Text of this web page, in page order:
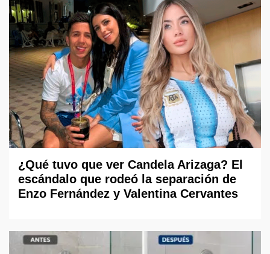
¿Qué tuvo que ver Candela Arizaga? El
escándalo que rodeó la separación de
Enzo Fernández y Valentina Cervantes